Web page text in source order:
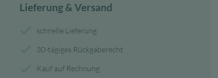
Lieferung & Versand
schnelle Lieferung
30-tägiges Rückgaberecht
Kauf auf Rechnung